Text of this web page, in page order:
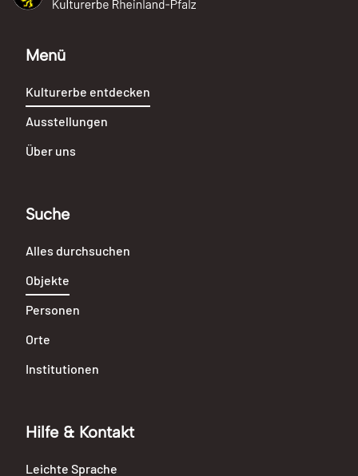
Menü
Kulturerbe entdecken
Ausstellungen
Über uns
Suche
Alles durchsuchen
Objekte
Personen
Orte
Institutionen
Hilfe & Kontakt
Leichte Sprache